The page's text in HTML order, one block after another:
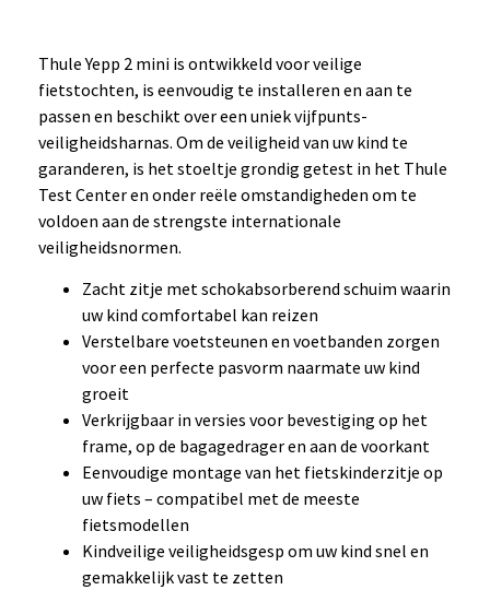
Thule Yepp 2 mini is ontwikkeld voor veilige
fietstochten, is eenvoudig te installeren en aan te
passen en beschikt over een uniek vijfpunts-
veiligheidsharnas. Om de veiligheid van uw kind te
garanderen, is het stoeltje grondig getest in het Thule
Test Center en onder reële omstandigheden om te
voldoen aan de strengste internationale
veiligheidsnormen.
Zacht zitje met schokabsorberend schuim waarin
uw kind comfortabel kan reizen
Verstelbare voetsteunen en voetbanden zorgen
voor een perfecte pasvorm naarmate uw kind
groeit
Verkrijgbaar in versies voor bevestiging op het
frame, op de bagagedrager en aan de voorkant
Eenvoudige montage van het fietskinderzitje op
uw fiets – compatibel met de meeste
fietsmodellen
Kindveilige veiligheidsgesp om uw kind snel en
gemakkelijk vast te zetten